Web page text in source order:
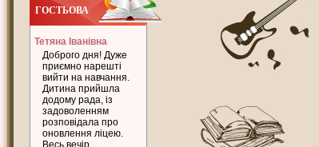
ГОСТЬОВА
Тетяна Іванівна
Доброго дня! Дуже
приємно нарешті
вийти на навчання.
Дитина прийшла
додому рада, із
задоволенням
розповідала про
оновлення ліцею.
Весь вечір